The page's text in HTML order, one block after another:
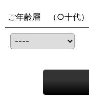
ご年齢層 （○十代）